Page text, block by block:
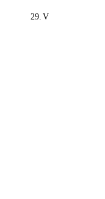
29. V